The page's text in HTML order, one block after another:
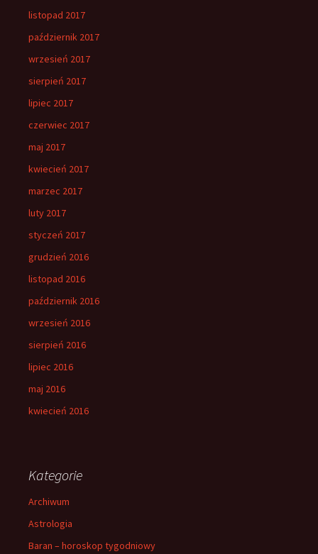
listopad 2017
październik 2017
wrzesień 2017
sierpień 2017
lipiec 2017
czerwiec 2017
maj 2017
kwiecień 2017
marzec 2017
luty 2017
styczeń 2017
grudzień 2016
listopad 2016
październik 2016
wrzesień 2016
sierpień 2016
lipiec 2016
maj 2016
kwiecień 2016
Kategorie
Archiwum
Astrologia
Baran – horoskop tygodniowy